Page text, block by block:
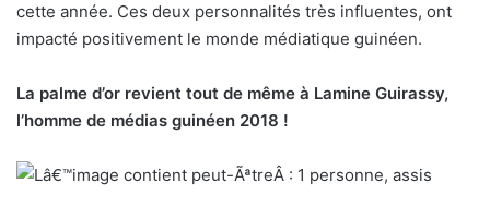
cette année. Ces deux personnalités très influentes, ont
impacté positivement le monde médiatique guinéen.
La palme d’or revient tout de même à Lamine Guirassy,
l’homme de médias guinéen 2018 !